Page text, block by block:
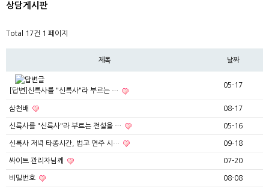
상담게시판
Total 17건 1 페이지
제목 날짜
[답변]신륵사를 "신륵사"라 부르는 …
05-17
삼천배 08-17
신륵사를 "신륵사"라 부르는 전설을 … 05-16
신륵사 저녁 타종시간, 법고 연주 시… 09-18
싸이트 관리자님께 07-20
비밀번호 08-08